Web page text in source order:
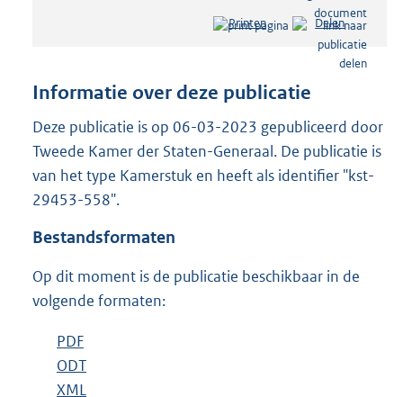
s
d
s
r
o
:
Printen Delen
Informatie over deze publicatie
Deze publicatie is op 06-03-2023 gepubliceerd door
Tweede Kamer der Staten-Generaal. De publicatie is
van het type Kamerstuk en heeft als identifier "kst-
29453-558".
Bestandsformaten
Op dit moment is de publicatie beschikbaar in de
volgende formaten:
D
o
w
PDF
e
s
D
o
ODT
D
XML